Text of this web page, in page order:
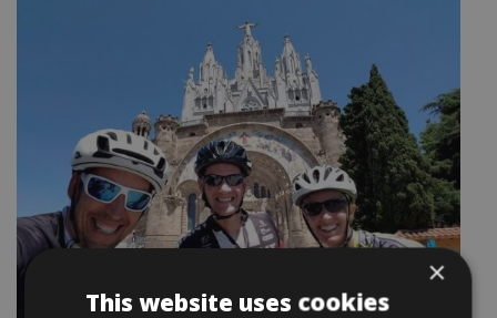
×
This website uses cookies